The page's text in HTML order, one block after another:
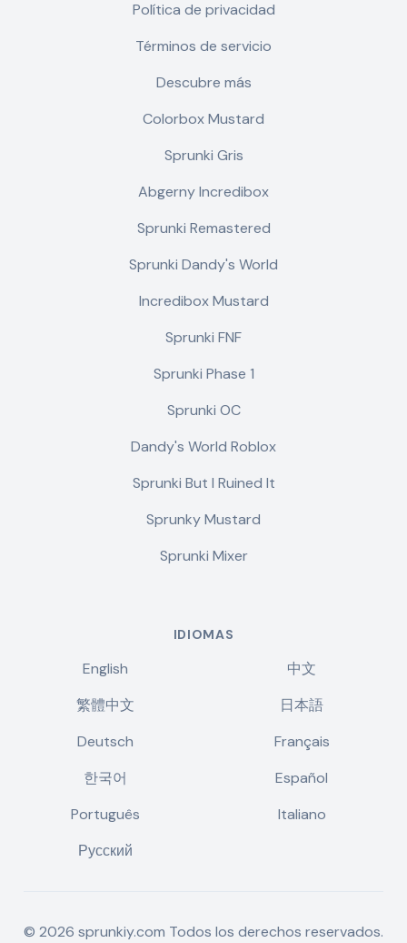
Política de privacidad
Términos de servicio
Descubre más
Colorbox Mustard
Sprunki Gris
Abgerny Incredibox
Sprunki Remastered
Sprunki Dandy's World
Incredibox Mustard
Sprunki FNF
Sprunki Phase 1
Sprunki OC
Dandy's World Roblox
Sprunki But I Ruined It
Sprunky Mustard
Sprunki Mixer
IDIOMAS
English
中文
繁體中文
日本語
Deutsch
Français
한국어
Español
Português
Italiano
Русский
© 2026 sprunkiy.com Todos los derechos reservados.